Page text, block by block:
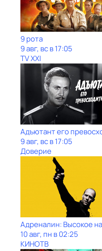
9 рота
9 авг, вс в 17:05
TV XXI
Адъютант его
9 авг, вс в 17:05
Доверие
Адреналин: Высокое
10 авг, пн в 02:25
КИНОТВ